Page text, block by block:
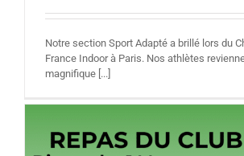
Notre section Sport Adapté a brillé lors du
France Indoor à Paris. Nos athlètes
magnifique [...]